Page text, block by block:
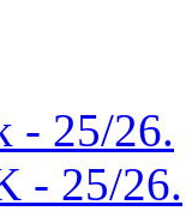
- 25/26.
- 25/26.